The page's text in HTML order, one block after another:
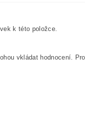
k této položce.
vkládat hodnocení.